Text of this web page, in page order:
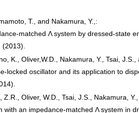
T., and Nakamura, Y.,:
matched Λ system by dressed-state
K., Oliver,W.D., Nakamura, Y., Tsai, J.S.,
locked oscillator and its application to
Oliver, W.D., Tsai, J.S., Nakamura,
with an impedance-matched Λ system in